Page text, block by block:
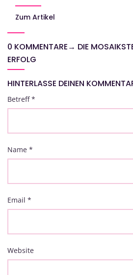
Zum Artikel
0 KOMMENTARE→ DIE
ERFOLG
HINTERLASSE DEINEN
Betreff*
Name *
Email *
Website